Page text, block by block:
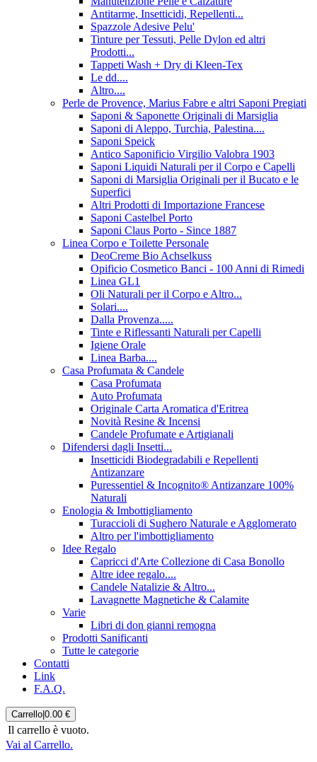
Antitarme, Insetticidi, Repellenti...
Spazzole Adesive Pelu'
Tinture per Tessuti, Pelle Dylon ed altri
Prodotti...
Tappeti Wash + Dry di Kleen-Tex
Le dd....
Altro....
Perle de Provence, Marius Fabre e altri Saponi Pregiati
Saponi & Saponette Originali di Marsiglia
Saponi di Aleppo, Turchia, Palestina....
Saponi Speick
Antico Saponificio Virgilio Valobra 1903
Saponi Liquidi Naturali per il Corpo e Capelli
Saponi di Marsiglia Originali per il Bucato e le
Superfici
Altri Prodotti di Importazione Francese
Saponi Castelbel Porto
Saponi Claus Porto - Since 1887
Linea Corpo e Toilette Personale
DeoCreme Bio Achselkuss
Opificio Cosmetico Banci - 100 Anni di Rimedi
Linea GL1
Oli Naturali per il Corpo e Altro...
Solari....
Dalla Provenza.....
Tinte e Riflessanti Naturali per Capelli
Igiene Orale
Linea Barba....
Casa Profumata & Candele
Casa Profumata
Auto Profumata
Originale Carta Aromatica d'Eritrea
Novità Resine & Incensi
Candele Profumate e Artigianali
Difendersi dagli Insetti...
Insetticidi Biodegradabili e Repellenti
Antizanzare
Puressentiel & Incognito® Antizanzare 100%
Naturali
Enologia & Imbottigliamento
Turaccioli di Sughero Naturale e Agglomerato
Altro per l'imbottigliamento
Idee Regalo
Capricci d'Arte Collezione di Casa Bonollo
Altre idee regalo....
Candele Natalizie & Altro...
Lavagnette Magnetiche & Calamite
Varie
Libri di don gianni remogna
Prodotti Sanificanti
Tutte le categorie
Contatti
Link
F.A.Q.
Carrello 0.00 €
Il carrello è vuoto.
Vai al Carrello.